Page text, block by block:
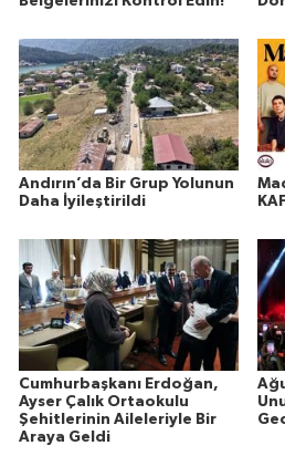
Andırın’da Bir Grup Yolunun
Daha İyileştirildi
Cumhurbaşkanı Erdoğan,
Ayser Çalık Ortaokulu
Şehitlerinin Aileleriyle Bir
Araya Geldi